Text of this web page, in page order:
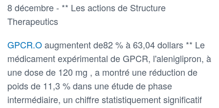
8 décembre - ** Les actions de Structure
Therapeutics
GPCR.Oaugmentent de82 % à 63,04 dollars ** Le
médicament expérimental de GPCR, l'aleniglipron, à
une dose de 120 mg , a montré une réduction de
poids de 11,3 % dans une étude de phase
intermédiaire, un chiffre statistiquement significatif